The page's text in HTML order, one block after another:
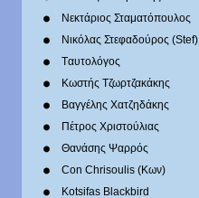
Νεκτάριος Σταματόπουλος
Νικόλας Στεφαδούρος (Stef)
Tαυτολόγος
Κωστής Τζωρτζακάκης
Βαγγέλης Χατζηδάκης
Πέτρος Χριστούλιας
Θανάσης Ψαρρός
Con Chrisoulis (Κων)
Kotsifas Blackbird